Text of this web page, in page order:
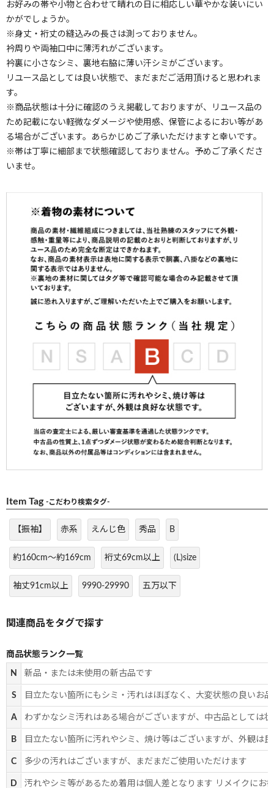
お好みの帯や小物と合わせて晴れの日に相応しい華やかな装いにい
かがでしょうか。
※身丈・裄丈の縫込みの長さは測っておりません。
衿周りや両袖口中に薄汚れがございます。
衿裏に小さなシミ、裏地右脇に薄い汗シミがございます。
リユース品としては良い状態で、まだまだご活用頂けると思われま
す。
※商品状態は十分に確認のうえ掲載しておりますが、リユース品の
ため記載にない軽微なダメージや使用感、保管によるにおい等があ
る場合がございます。あらかじめご了承いただけますと幸いです。
※帯は丁寧に細部まで状態確認しておりません。予めご了承くださ
いませ。
Item Tag -こだわり検索タグ-
【振袖】 赤系 えんじ色 秀品 B
約160cm～約169cm 裄丈69cm以上 (L)size
袖丈91cm以上 9990-29990 五万以下
商品状態ランク一覧
N 新品・または未使用の新古品です
S 目立たない箇所にもシミ・汚れはほぼなく、大変状態の良いお
A わずかなシミ汚れはある場合がございますが、中古品としては
B 目立たない箇所に汚れやシミ、焼け等はございますが、外観は
C 多少の汚れはございますが、まだまだご使用いただけます
D 汚れやシミ等があるため着用は個人差となります リメイクにお